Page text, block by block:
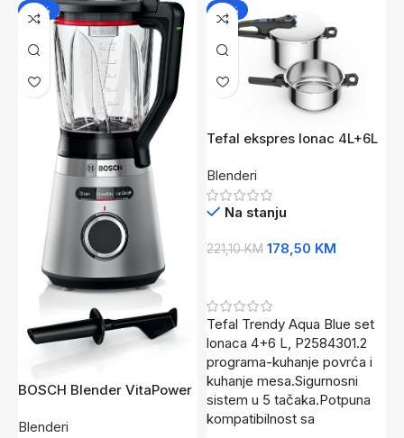
-12%
BOSCH Blender VitaPower
rpm ProPerformance
Blenderi
-19%
Tefal ekspres lonac 4L+6L
Blenderi
Na stanju
221,10KM 178,50 KM
Tefal Trendy Aqua Blue set
lonaca 4+6 L, P2584301.2
programa-kuhanje povrća i
kuhanje mesa.Sigurnosni
sistem u 5 tačaka.Potpuna
kompatibilnost sa